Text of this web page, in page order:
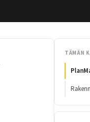
TÄMÄN